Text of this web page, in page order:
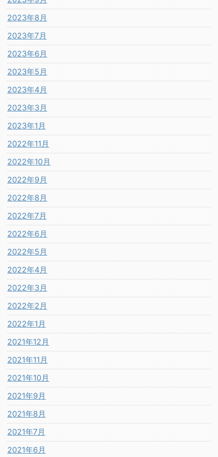
2023年8月
2023年7月
2023年6月
2023年5月
2023年4月
2023年3月
2023年1月
2022年11月
2022年10月
2022年9月
2022年8月
2022年7月
2022年6月
2022年5月
2022年4月
2022年3月
2022年2月
2022年1月
2021年12月
2021年11月
2021年10月
2021年9月
2021年8月
2021年7月
2021年6月